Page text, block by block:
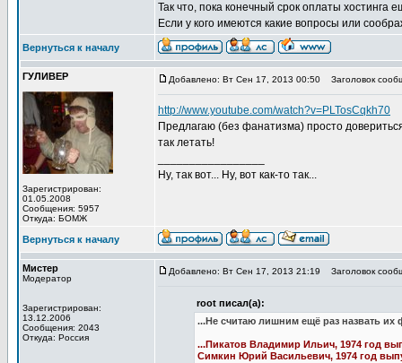
Так что, пока конечный срок оплаты
Если у кого имеются какие вопросы или
Вернуться к началу
ГУЛИВЕР
Зарегистрирован:
01.05.2008
Сообщения: 5957
Откуда: БОМЖ
Добавлено: Вт Сен 17, 2013 00:50 Заголовок
http://www.youtube.com/watch?v=PLTosCqkh70
Предлагаю (без фанатизма) просто
так летать!
Ну, так вот... Ну, вот как-то так...
Вернуться к началу
Мистер
Модератор
Зарегистрирован:
13.12.2006
Сообщения: 2043
Откуда: Россия
Добавлено: Вт Сен 17, 2013 21:19 Заголовок
root писал(а):
...Не считаю лишним ещё раз назвать их
...Пикатов Владимир Ильич, 1974 год
Симкин Юрий Васильевич, 1974 год